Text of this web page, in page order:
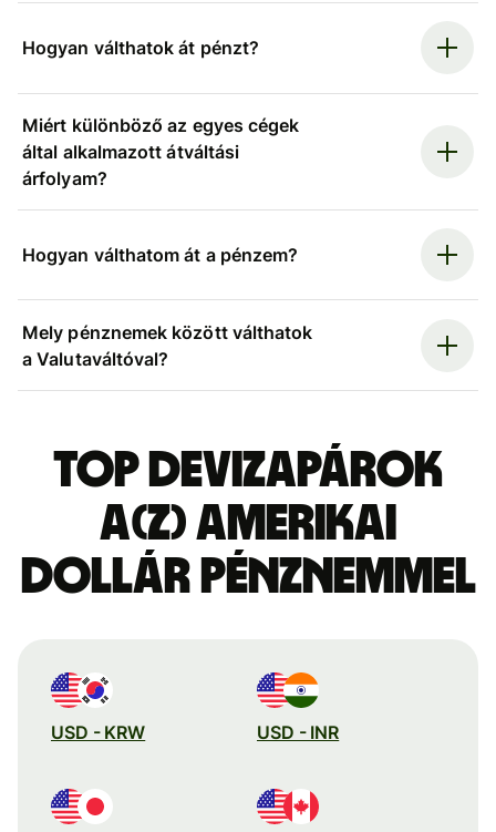
Hogyan válthatok át pénzt?
Miért különböző az egyes cégek
által alkalmazott átváltási
árfolyam?
Hogyan válthatom át a pénzem?
Mely pénznemek között válthatok
a Valutaváltóval?
Top devizapárok
a(z) amerikai
dollár pénznemmel
USD - KRW USD - INR